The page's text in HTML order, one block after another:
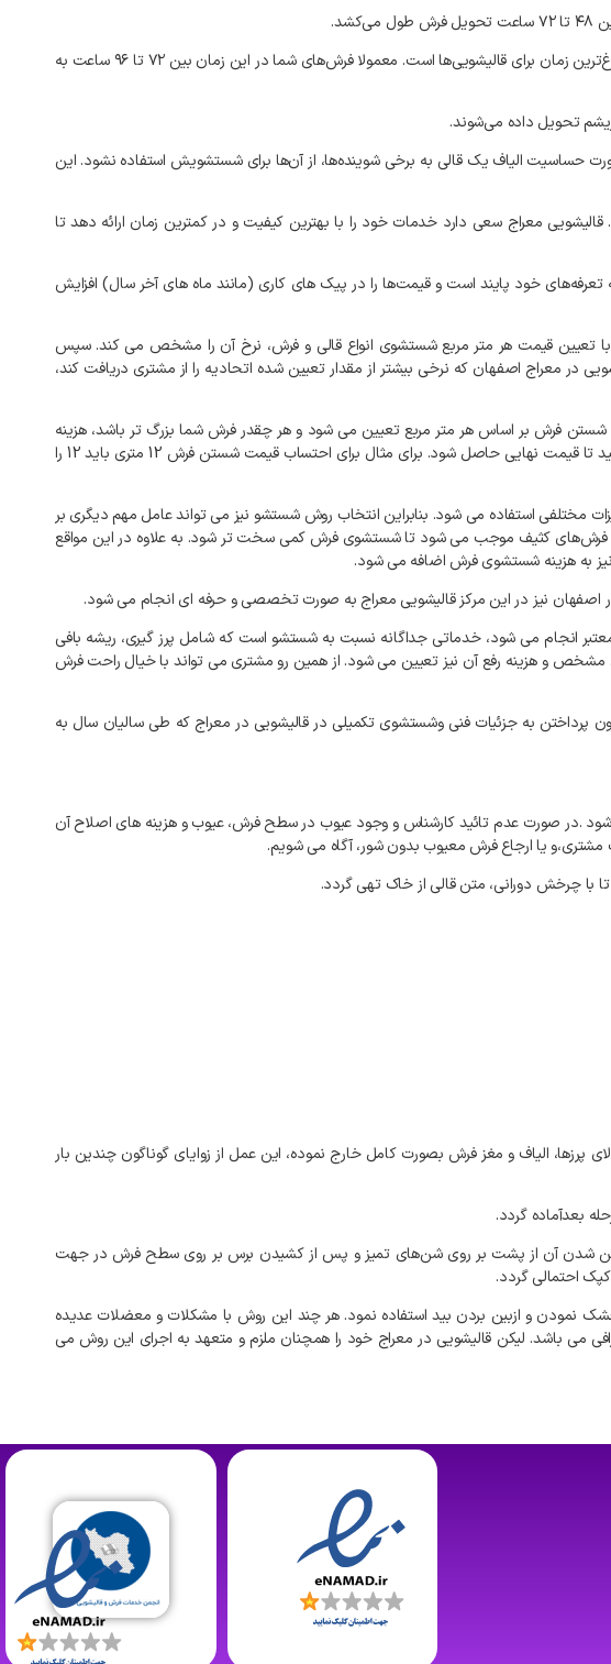
۴۸تا۷۲ساعت تحویل فرش طول می‌کشد.
زمان برای قالیشویی‌ها است. معمولا فرش‌های شما در این زمان بین ۷۲ تا۹۶ ساعت به
تحویل داده می‌شوند.
حساسیت الیاف یک قالی به برخی شوینده‌ها، از آن‌ها برای شستشویش استفاده نشود. این
.قالیشویی معراج سعی دارد خدمات خود را با بهترین کیفیت و در کمترین زمان ارائه دهد تا
تعرفه‌های خود پایند است و قیمت‌ها را در پیک‌ های کاری (مانند ماه‌ های آخر سال) افزایش
با تعیین قیمت هر متر مربع شستشوی انواع قالی و فرش، نرخ آن را مشخص می کند.سپس
در معراج اصفهان که نرخی بیشتر از مقدار تعیین شده اتحادیه را از مشتری دریافت کند،
شستن فرش بر اساس هر متر مربع تعیین می شود و هر چقدر فرش شما بزرگ تر باشد، هزینه
تا قیمت نهایی حاصل شود. برای مثال برای احتساب قیمت شستن فرش متری باید12
را
مختلفی استفاده می شود. بنابراین انتخاب روش شستشو نیز می تواندعامل مهم دیگری بر
فرش‌های کثیف موجب می شود تاشستشوی فرش کمی سخت تر شود. به علاوه در این مواقع
نیز به هزینه شستشوی فرش اضافه می شود.
اصفهان نیز در این مرکز قالیشویی معراج به صورت تخصصی و حرفه ای انجام می شود.
انجام می شود، خدماتی جداگانه نسبت به شستشو است که شامل پرز گیری، ریشه بافی
مشخص و هزینه رفع آن نیز تعیین می شود. از همین رو مشتری می تواند باخیال راحت فرش
پرداختن به جزئیات فنی وشستشوی تکمیلی در قالیشویی در معراج که طی سالیان سال به
شود .در صورت عدم تائیدکارشناس و وجود عیوب در سطح فرش، عیوب و هزینه های اصلاح آن
مشتری،و یاارجاع فرش معیوب بدون شور، آگاه می شویم.
تا باچرخش دورانی، متن قالی از خاک تهی گردد.
لای پرزها، الیاف و مغز فرش بصورت کامل خارج نموده، این عمل از زوایای گوناگون چندین بار
بعدآماده گردد.
شدن آن از پشت بر روی شن‌های تمیز و پس از کشیدن برس بر روی سطح فرش در جهت
کپک احتمالی گردد.
نمودن و ازبین بردن بید استفاده نمود.هر چند این روش با مشکلات و معضلات عدیده
می باشد. لیکن قالیشویی در معراج خود را همچنان ملزم و متعهد به اجرای این روش می